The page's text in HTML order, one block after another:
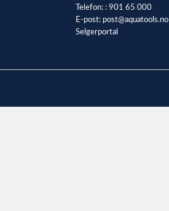
Telefon: : 901 65 000
E-post: post@aquatools.no
Selgerportal